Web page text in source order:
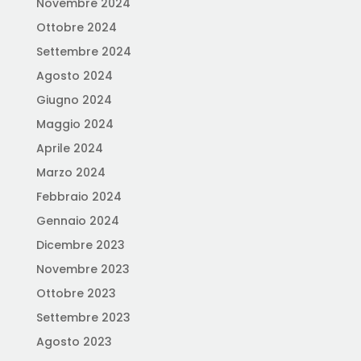
Novembre 2024
Ottobre 2024
Settembre 2024
Agosto 2024
Giugno 2024
Maggio 2024
Aprile 2024
Marzo 2024
Febbraio 2024
Gennaio 2024
Dicembre 2023
Novembre 2023
Ottobre 2023
Settembre 2023
Agosto 2023